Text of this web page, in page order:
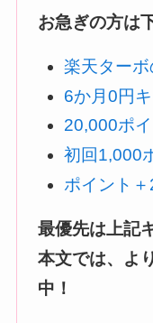
お急ぎの方は
楽天ター
6か月0円
20,000ポ
初回1,000
ポイント
最優先は上記
本文では、よ
中！